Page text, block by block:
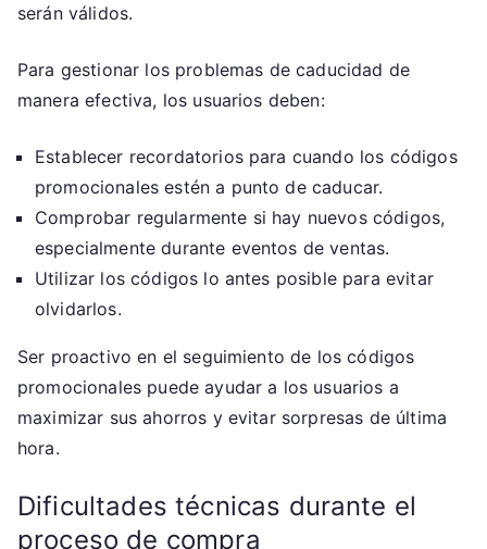
serán válidos.
Para gestionar los problemas de caducidad de
manera efectiva, los usuarios deben:
Establecer recordatorios para cuando los códigos
promocionales estén a punto de caducar.
Comprobar regularmente si hay nuevos códigos,
especialmente durante eventos de ventas.
Utilizar los códigos lo antes posible para evitar
olvidarlos.
Ser proactivo en el seguimiento de los códigos
promocionales puede ayudar a los usuarios a
maximizar sus ahorros y evitar sorpresas de última
hora.
Dificultades técnicas durante el
proceso de compra